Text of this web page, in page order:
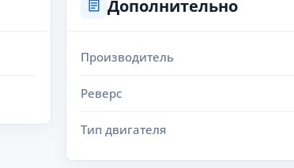
Дополнительно
Производитель
Реверс
Тип двигателя